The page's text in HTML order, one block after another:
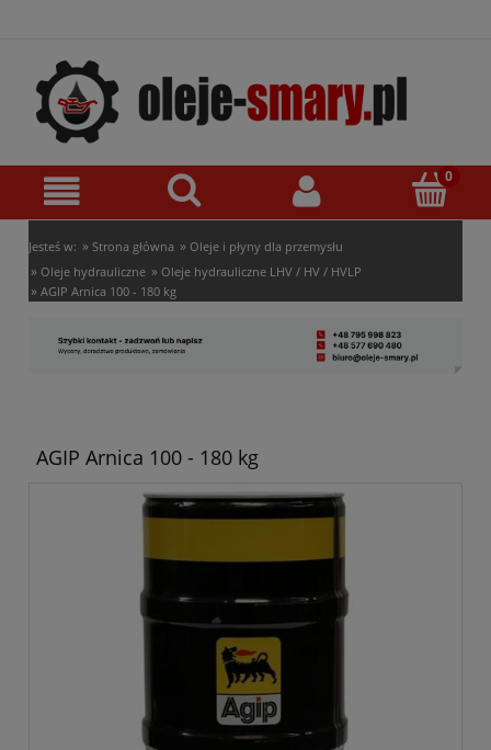
Jesteś w: » Strona główna » Oleje i płyny dla przemysłu
» Oleje hydrauliczne » Oleje hydrauliczne LHV / HV / HVLP
» AGIP Arnica 100 - 180 kg
AGIP Arnica 100 - 180 kg